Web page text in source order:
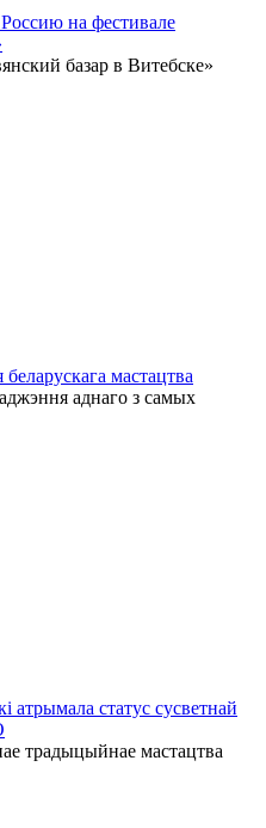
на фестивале
базар в Витебске»
мастацтва
аднаго з самых
атрымала статус сусветнай
традыцыйнае мастацтва